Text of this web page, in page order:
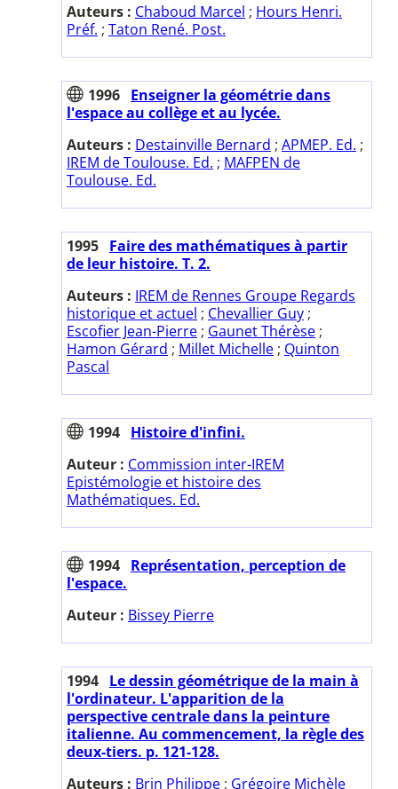
Auteurs : Chaboud Marcel ; Hours Henri.
Préf. ; Taton René. Post.
1996 Enseigner la géométrie dans
l'espace au collège et au lycée.
Auteurs : Destainville Bernard ; APMEP. Ed. ;
IREM de Toulouse. Ed. ; MAFPEN de
Toulouse. Ed.
1995 Faire des mathématiques à partir
de leur histoire. T. 2.
Auteurs : IREM de Rennes Groupe Regards
historique et actuel ; Chevallier Guy ;
Escofier Jean-Pierre ; Gaunet Thérèse ;
Hamon Gérard ; Millet Michelle ; Quinton
Pascal
1994 Histoire d'infini.
Auteur : Commission inter-IREM
Epistémologie et histoire des
Mathématiques. Ed.
1994 Représentation, perception de
l'espace.
Auteur : Bissey Pierre
1994 Le dessin géométrique de la main à
l'ordinateur. L'apparition de la
perspective centrale dans la peinture
italienne. Au commencement, la règle des
deux-tiers. p. 121-128.
Auteurs : Brin Philippe ; Grégoire Michèle